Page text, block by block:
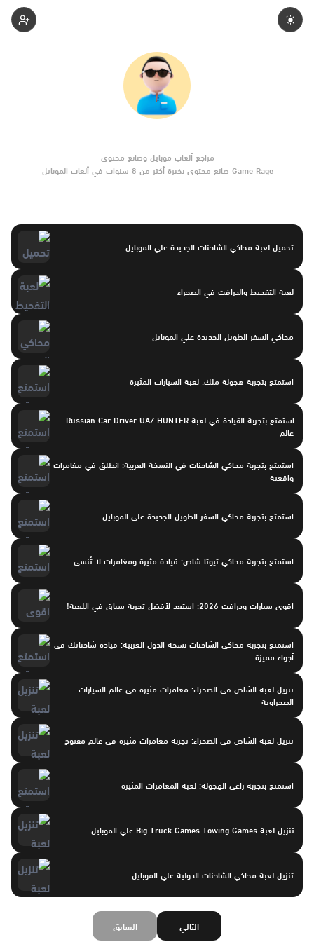
Game Rage صانع محتوى بخبرة أكثر من 8 سنوات في ألعاب الموبايل
تحميل لعبة محاكي الشاحنات الجديدة علي الموبايل
لعبة التفحيط والدرافت في الصحراء
محاكي السفر الطويل الجديدة علي الموبايل
استمتع بتجربة هجولة ملك: لعبة السيارات المثيرة
استمتع بتجربة القيادة في لعبة Russian Car Driver UAZ HUNTER -
عالم
استمتع بتجربة محاكي الشاحنات في النسخة العربية: انطلق في مغامرات
واقعية
استمتع بتجربة محاكي السفر الطويل الجديدة على الموبايل
استمتع بتجربة محاكي تيوتا شاص: قيادة مثيرة ومغامرات لا تُنسى
اقوى سيارات ودرافت 2026: استعد لأفضل تجربة سباق في اللعبة!
استمتع بتجربة محاكي الشاحنات نسخة الدول العربية: قيادة شاحناتك في
أجواء مميزة
تنزيل لعبة الشاص في الصحراء: مغامرات مثيرة في عالم السيارات
الصحراوية
تنزيل لعبة الشاص في الصحراء: تجربة مغامرات مثيرة في عالم مفتوح
استمتع بتجربة راعي الهجولة: لعبة المغامرات المثيرة
تنزيل لعبة Big Truck Games Towing Games علي الموبايل
تنزيل لعبة محاكي الشاحنات الدولية علي الموبايل
السابق التالي